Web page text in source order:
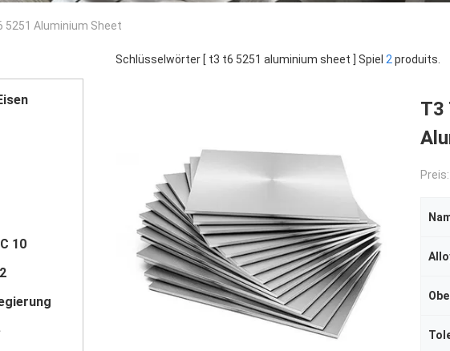
5251 Aluminium Sheet
10
Schlüsselwörter [ t3 t6 5251 aluminium sheet ] Spiel 2 produits.
T3
Preis: